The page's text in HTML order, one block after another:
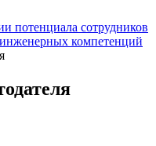
потенциала сотрудников
компетенций